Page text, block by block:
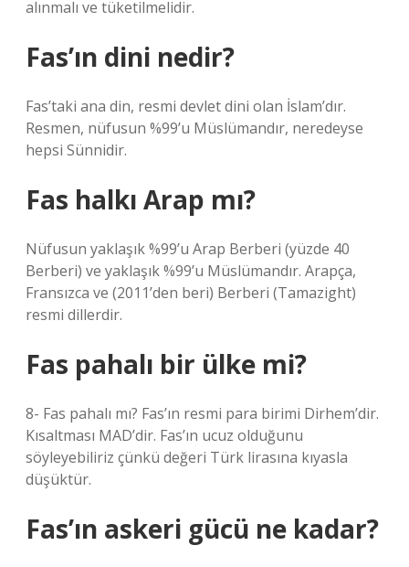
alınmalı ve tüketilmelidir.
Fas’ın dini nedir?
Fas’taki ana din, resmi devlet dini olan İslam’dır.
Resmen, nüfusun %99’u Müslümandır, neredeyse
hepsi Sünnidir.
Fas halkı Arap mı?
Nüfusun yaklaşık %99’u Arap Berberi (yüzde 40
Berberi) ve yaklaşık %99’u Müslümandır. Arapça,
Fransızca ve (2011’den beri) Berberi (Tamazight)
resmi dillerdir.
Fas pahalı bir ülke mi?
8- Fas pahalı mı? Fas’ın resmi para birimi Dirhem’dir.
Kısaltması MAD’dir. Fas’ın ucuz olduğunu
söyleyebiliriz çünkü değeri Türk lirasına kıyasla
düşüktür.
Fas’ın askeri gücü ne kadar?